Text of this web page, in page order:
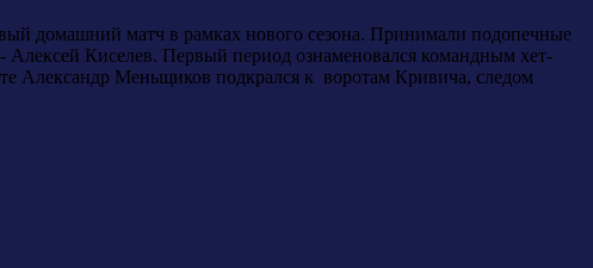
домашний матч в рамках нового сезона. Принимали подопечные
Киселев. Первый период ознаменовался командным хет-
Александр Меньщиков подкрался к воротам Кривича, следом